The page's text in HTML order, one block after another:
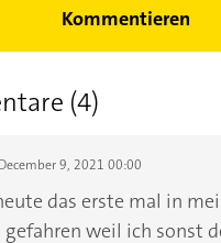
Kommentieren
(4)
December 9, 2021 00:00
das erste mal in
gefahren weil ich sonst